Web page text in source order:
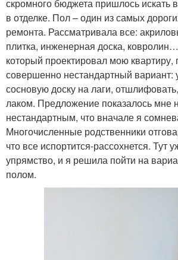
скромного бюджета пришлось искать
в отделке. Пол – один из самых
ремонта. Рассматривала все:
плитка, инженерная доска,
который проектировал мою
совершенно нестандартный вариант:
сосновую доску на лаги,
лаком. Предложение показалось мне
нестандартным, что вначале я
Многочисленные родственники
что все испортится-рассохнется. Тут
упрямство, и я решила пойти на
полом.